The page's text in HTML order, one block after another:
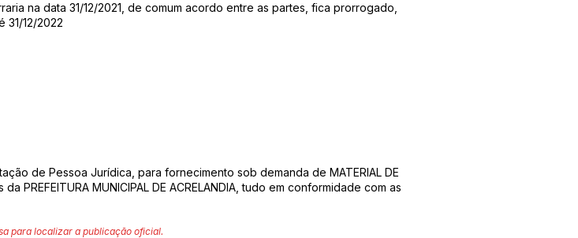
na data 31/12/2021, de comum acordo entre as partes, fica prorrogado,
31/12/2022
de Pessoa Jurídica, para fornecimento sob demanda de MATERIAL DE
PREFEITURA MUNICIPAL DE ACRELANDIA, tudo em conformidade com as
para localizar a publicação oficial.